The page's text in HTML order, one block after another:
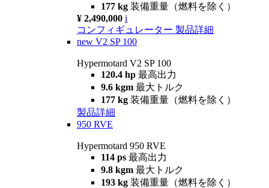
177 kg 装備重量（燃料を除く）
¥ 2,490,000 i
コンフィギュレーター 製品詳細
new V2 SP 100
Hypermotard V2 SP 100
120.4 hp 最高出力
9.6 kgm 最大トルク
177 kg 装備重量（燃料を除く）
製品詳細
950 RVE
Hypermotard 950 RVE
114 ps 最高出力
9.8 kgm 最大トルク
193 kg 装備重量（燃料を除く）